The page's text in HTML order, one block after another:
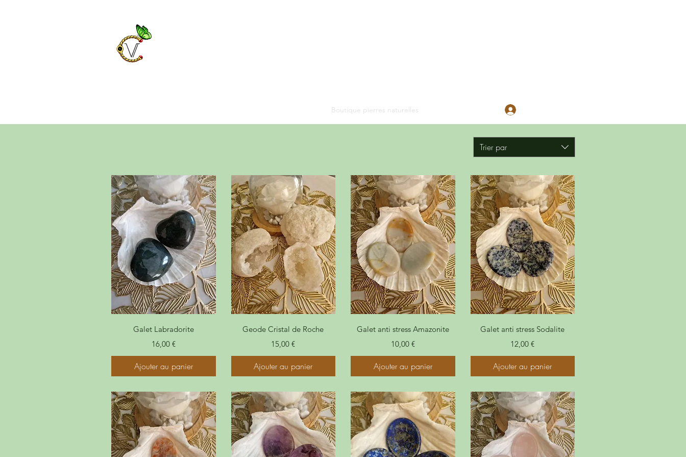
Boutique pierres naturelles
Trier par
Galet Labradorite
Prix
16,00 €
Ajouter au panier
Geode Cristal de Roche
Prix
15,00 €
Ajouter au panier
Galet anti stress Amazonite
Prix
10,00 €
Ajouter au panier
Galet anti stress Sodalite
Prix
12,00 €
Ajouter au panier